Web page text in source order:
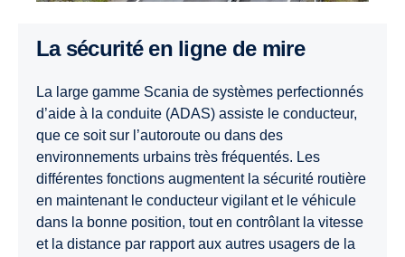
La sécurité en ligne de mire
La large gamme Scania de systèmes perfectionnés
d’aide à la conduite (ADAS) assiste le conducteur,
que ce soit sur l’autoroute ou dans des
environnements urbains très fréquentés. Les
différentes fonctions augmentent la sécurité routière
en maintenant le conducteur vigilant et le véhicule
dans la bonne position, tout en contrôlant la vitesse
et la distance par rapport aux autres usagers de la